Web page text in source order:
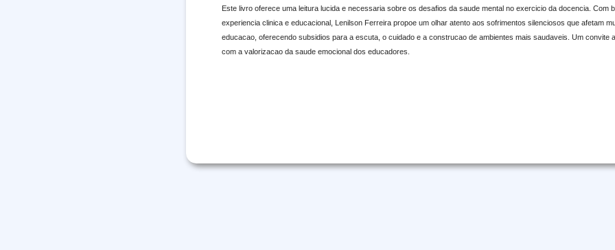
Este livro oferece uma leitura lucida e necessaria sobre os desafios da saude mental no exercicio da docencia. Com
experiencia clinica e educacional, Lenilson Ferreira propoe um olhar atento aos sofrimentos silenciosos que afetam
educacao, oferecendo subsidios para a escuta, o cuidado e a construcao de ambientes mais saudaveis. Um convite
com a valorizacao da saude emocional dos educadores.